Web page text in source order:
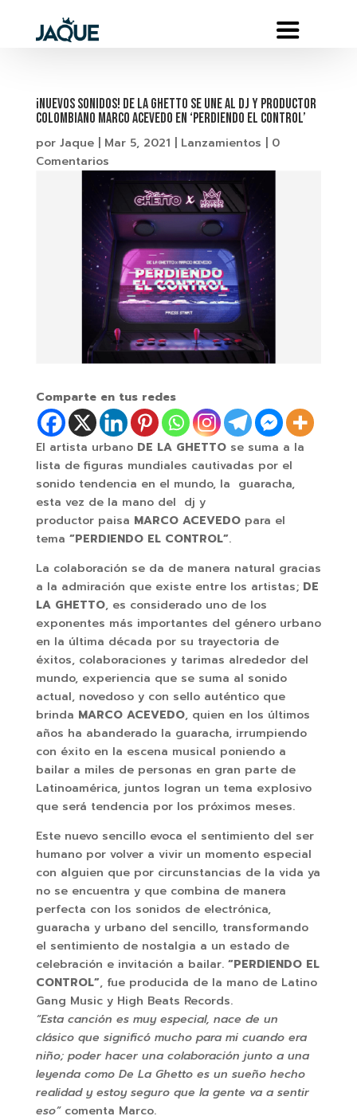
¡NUEVOS SONIDOS! DE LA GHETTO SE UNE AL DJ Y PRODUCTOR
COLOMBIANO MARCO ACEVEDO EN ‘PERDIENDO EL CONTROL’
por Jaque| Mar 5, 2021 Lanzamientos
0
Comentarios
Comparte en tus redes
El artista urbano DE LA GHETTOse suma a la
lista de figuras mundiales cautivadas por el
sonido tendencia en el mundo, la guaracha,
esta vez de la mano del dj y
productor paisa MARCO ACEVEDOpara el
tema “PERDIENDO EL CONTROL”.
La colaboración se da de manera natural gracias
a la admiración que existe entre los artistas; DE
LA GHETTO, es considerado uno de los
exponentes más importantes del género urbano
en la última década por su trayectoria de
éxitos, colaboraciones y tarimas alrededor del
mundo, experiencia que se suma al sonido
actual, novedoso y con sello auténtico que
brinda MARCO ACEVEDO, quien en los últimos
años ha abanderado la guaracha, irrumpiendo
con éxito en la escena musical poniendo a
bailar a miles de personas en gran parte de
Latinoamérica, juntos logran un tema explosivo
que será tendencia por los próximos meses.
Este nuevo sencillo evoca el sentimiento del ser
humano por volver a vivir un momento especial
con alguien que por circunstancias de la vida ya
no se encuentra y que combina de manera
perfecta con los sonidos de electrónica,
guaracha y urbano del sencillo, transformando
el sentimiento de nostalgia a un estado de
celebración e invitación a bailar. “PERDIENDO EL
CONTROL”, fue producida de la mano de Latino
Gang Music y High Beats Records.
“Esta canción es muy especial, nace de un
clásico que significó mucho para mi cuando era
niño; poder hacer una colaboración junto a una
leyenda como De La Ghetto es un sueño hecho
realidad y estoy seguro que la gente va a sentir
eso” comenta Marco.